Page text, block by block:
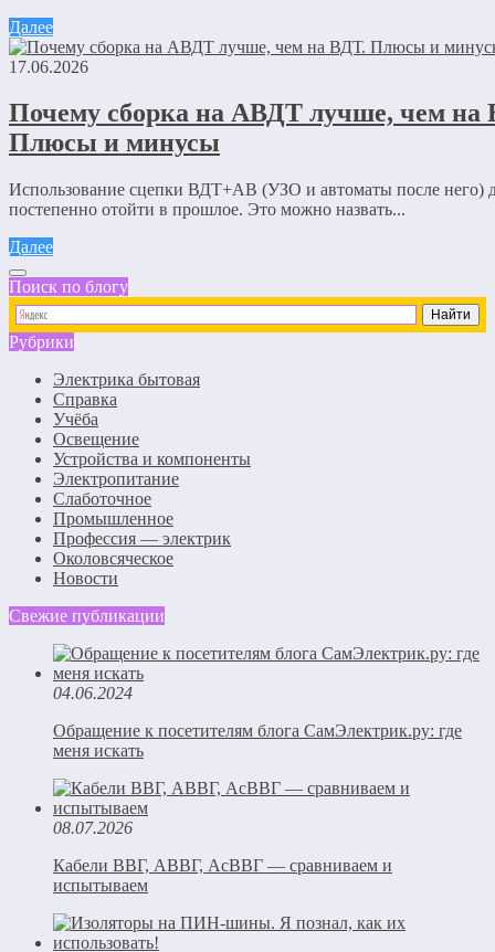
Далее
17.06.2026
Почему сборка на АВДТ лучше, чем на
Плюсы и минусы
Использование сцепки ВДТ+АВ (УЗО и автоматы после него)
постепенно отойти в прошлое. Это можно назвать...
Далее
Поиск по блогу
Рубрики
Электрика бытовая
Справка
Учёба
Освещение
Устройства и компоненты
Электропитание
Слаботочное
Промышленное
Профессия — электрик
Околовсяческое
Новости
Свежие публикации
04.06.2024
Обращение к посетителям блога СамЭлектрик.ру: где
меня искать
08.07.2026
Кабели ВВГ, АВВГ, АсВВГ — сравниваем и
испытываем